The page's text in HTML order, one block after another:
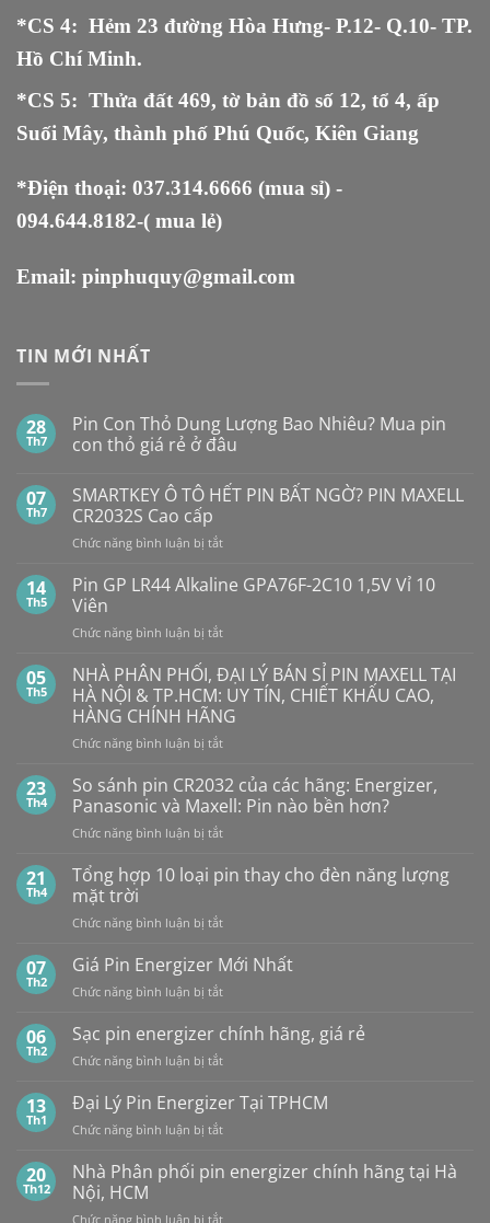
*CS 4: Hẻm 23 đường Hòa Hưng- P.12- Q.10- TP.
Hồ Chí Minh.
*CS 5: Thửa đất 469, tờ bản đồ số 12, tổ 4, ấp
Suối Mây, thành phố Phú Quốc, Kiên Giang
*Điện thoại: 037.314.6666 (mua sỉ) -
094.644.8182-( mua lẻ)
Email: pinphuquy@gmail.com
TIN MỚI NHẤT
28
Th7
Pin Con Thỏ Dung Lượng Bao Nhiêu? Mua pin
con thỏ giá rẻ ở đâu
bình
luận
ở
Pin
Con
Dung
Lượng
Bao
Mua
con
thỏ
giá
rẻ
ở
đâu
07
Th7
SMARTKEY Ô TÔ HẾT PIN BẤT NGỜ? PIN MAXELL
CR2032S Cao cấp
Chức năng bình luận bị tắtở
Ô
TÔ
PIN
NGỜ?
PIN
MAXELL
CR2032S Cao
cấp
14
Th5
Pin GP LR44 Alkaline GPA76F-2C10 1,5V Vỉ 10
Viên
Chức năng bình luận bị tắtở
GP
LR44
Alkaline
GPA76F-
2C10
Vỉ
10
Viên
05
Th5
NHÀ PHÂN PHỐI, ĐẠI LÝ BÁN SỈ PIN MAXELL TẠI
HÀ NỘI & TP.HCM: UY TÍN, CHIẾT KHẤU CAO,
HÀNG CHÍNH HÃNG
Chức năng bình luận bị tắtở
PHÂN
PHỐI,
ĐẠI
LÝ
SỈ
TẠI
NỘI
TP.HCM:
TÍN,
CHIẾT
CAO,
HÀNG
CHÍNH
23
Th4
So sánh pin CR2032 của các hãng: Energizer,
Panasonic và Maxell: Pin nào bền hơn?
Chức năng bình luận bị tắtở
sánh
pin
của
hãng:
Panasonic
Maxell:
hơn?
21
Th4
Tổng hợp 10 loại pin thay cho đèn năng lượng
mặt trời
Chức năng bình luận bị tắtở
hợp
10
loại
thay
đèn
lượng
mặt
07
Th2
Giá Pin Energizer Mới Nhất
Chức năng bình luận bị tắtở
Pin
Energizer
Mới
06
Th2
Sạc pin energizer chính hãng, giá rẻ
Chức năng bình luận bị tắtở
pin
energizer
chính
giá
13
Th1
Đại Lý Pin Energizer Tại TPHCM
Chức năng bình luận bị tắtở
Lý
Pin
20
Th12
Nhà Phân phối pin energizer chính hãng tại Hà
Nội, HCM
Chức năng bình luận bị tắtở